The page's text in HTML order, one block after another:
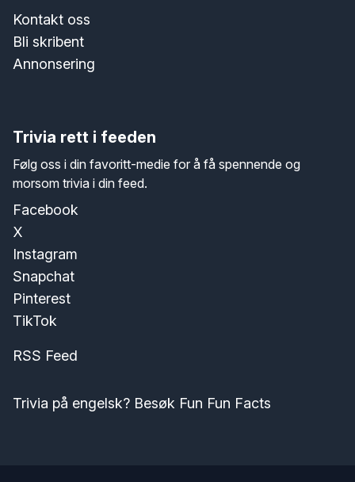
Kontakt oss
Bli skribent
Annonsering
Trivia rett i feeden
Følg oss i din favoritt-medie for å få spennende og
morsom trivia i din feed.
Facebook
X
Instagram
Snapchat
Pinterest
TikTok
RSS Feed
Trivia på engelsk? Besøk Fun Fun Facts